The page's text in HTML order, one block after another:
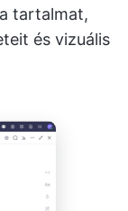
tartalmat,
és vizuális